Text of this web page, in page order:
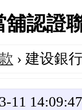
舖認證
› 建设銀
11 14:09:47